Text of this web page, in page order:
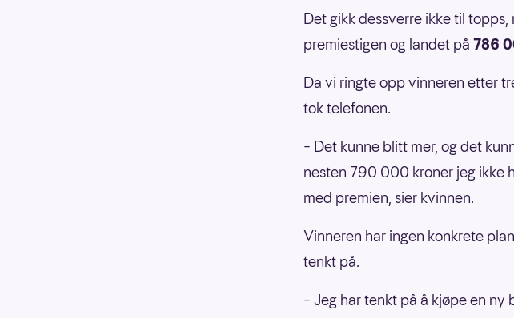
Det gikk dessverre ikke til
premiestigen og landet på 786
Da vi ringte opp vinneren etter
tok telefonen.
– Det kunne blitt mer, og det
nesten 790 000 kroner jeg ikke
med premien, sier kvinnen.
Vinneren har ingen konkrete
tenkt på.
– Jeg har tenkt på å kjøpe en